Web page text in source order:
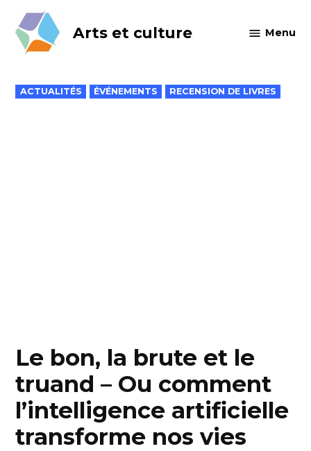
content
Arts et culture Menu
POSTED
IN
ACTUALITÉS ÉVÉNEMENTS RECENSION DE LIVRES
Le bon, la brute et le
truand – Ou comment
l’intelligence artificielle
transforme nos vies